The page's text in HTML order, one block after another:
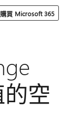
購買 Microsoft 365
空